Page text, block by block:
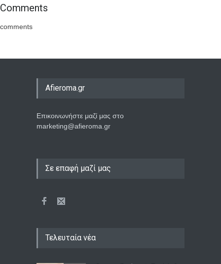
Comments
comments
Afieroma.gr
Επικοινωνήστε μαζί μας στο
marketing@afieroma.gr
Σε επαφή μαζί μας
Τελευταία νέα